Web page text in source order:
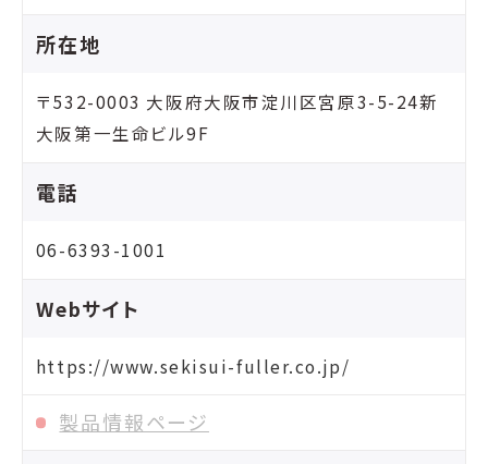
所在地
〒532-0003 大阪府大阪市淀川区宮原3-5-24新
大阪第一生命ビル9F
電話
06-6393-1001
Webサイト
https://www.sekisui-fuller.co.jp/
製品情報ページ